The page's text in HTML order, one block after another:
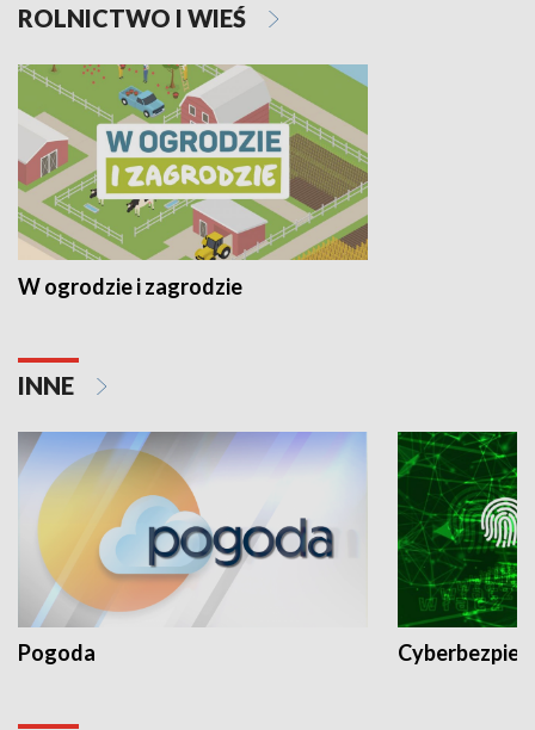
ROLNICTWO I WIEŚ
W ogrodzie i zagrodzie
INNE
Pogoda